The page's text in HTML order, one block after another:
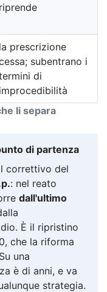
li separa
riprende
la prescrizione
subentrano i
di
improcedibilità
di partenza
correttivo del
: nel reato
dall'ultimo
È il ripristino
che la riforma
una
è di anni, e va
strategia.